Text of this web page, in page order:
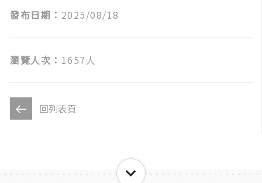
發布日期： 2025/08/18
瀏覽人次： 1657人
回列表頁